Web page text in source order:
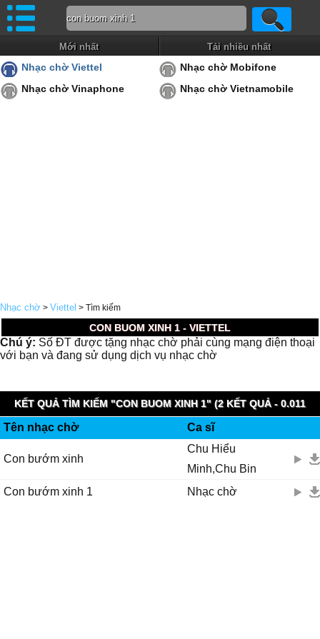
Mới nhất Tải nhiều nhất
Nhạc chờ Viettel
Nhạc chờ Mobifone
Nhạc chờ Vinaphone
Nhạc chờ Vietnamobile
Nhạc chờ > Viettel > Tìm kiếm
CON BUOM XINH 1 - VIETTEL
Chú ý: Số ĐT được tặng nhạc chờ phải cùng mạng điện thoại
với bạn và đang sử dụng dịch vụ nhạc chờ
KẾT QUẢ TÌM KIẾM "CON BUOM XINH 1" (2 KẾT QUẢ - 0.011
Tên nhạc chờ Ca sĩ
Con bướm xinh
Chu Hiểu
Minh,Chu Bin
Con bướm xinh 1
Nhạc chờ